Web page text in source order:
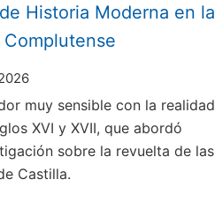
Historia Moderna en la
muy sensible con la realidad
XVI y XVII, que abordó
sobre la revuelta de las
Castilla.